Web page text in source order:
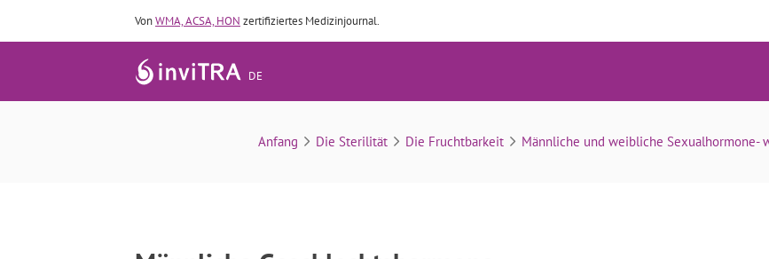
VonWMA, ACSA, HON zertifiziertes Medizinjournal.
DE
Männliche Geschlechtshormone
0
Anfang Die Sterilität Die Fruchtbarkeit Männliche und weibliche Sexualhormone-